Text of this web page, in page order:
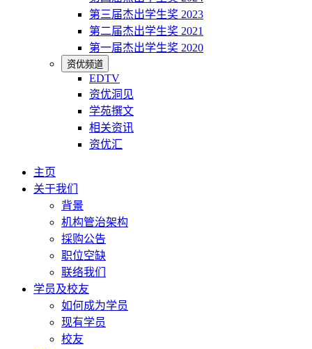
第三届杰出学生奖 2023
第二届杰出学生奖 2021
第一届杰出学生奖 2020
资优频道
EDTV
资优洞见
学苑撰文
相关资讯
资优汇
主页
关于我们
背景
机构管治架构
採购公告
职位空缺
联络我们
学员及校友
如何成为学员
现有学员
校友